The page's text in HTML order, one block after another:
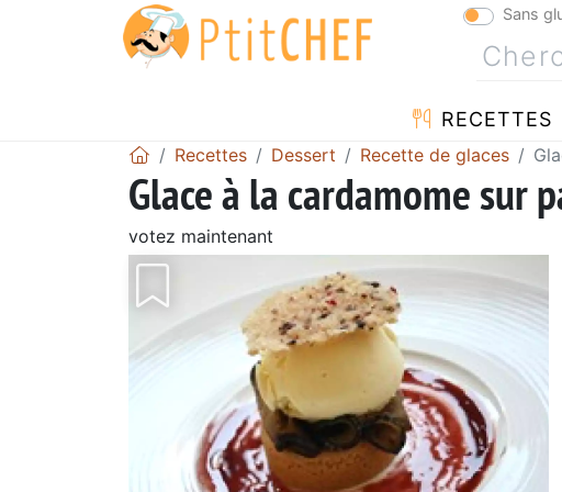
Sans
RECETTES
Recettes Dessert Recette de glaces
Glace à la cardamome sur
votez maintenant